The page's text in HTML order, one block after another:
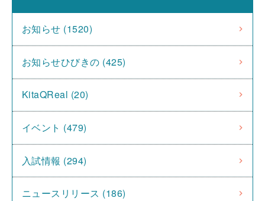
お知らせ (1520)
お知らせひびきの (425)
KitaQReal (20)
イベント (479)
入試情報 (294)
ニュースリリース (186)